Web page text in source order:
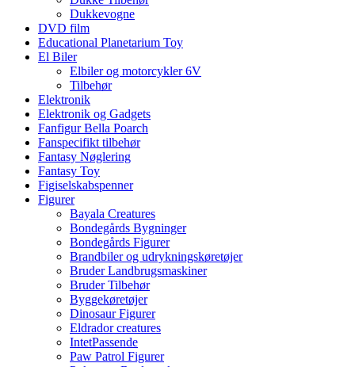
Dukkevogne
DVD film
Educational Planetarium Toy
El Biler
Elbiler og motorcykler 6V
Tilbehør
Elektronik
Elektronik og Gadgets
Fanfigur Bella Poarch
Fanspecifikt tilbehør
Fantasy Nøglering
Fantasy Toy
Figiselskabspenner
Figurer
Bayala Creatures
Bondegårds Bygninger
Bondegårds Figurer
Brandbiler og udrykningskøretøjer
Bruder Landbrugsmaskiner
Bruder Tilbehør
Byggekøretøjer
Dinosaur Figurer
Eldrador creatures
IntetPassende
Paw Patrol Figurer